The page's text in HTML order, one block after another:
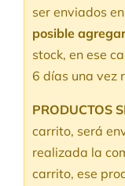
ser enviados
posible
stock, en ese
6 días una vez
PRODUCTOS
carrito, será
realizada la
carrito, ese